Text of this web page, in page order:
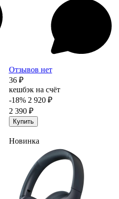
Отзывов нет
36 ₽
кешбэк на счёт
-18% 2 920 ₽
2 390 ₽
Купить
Новинка